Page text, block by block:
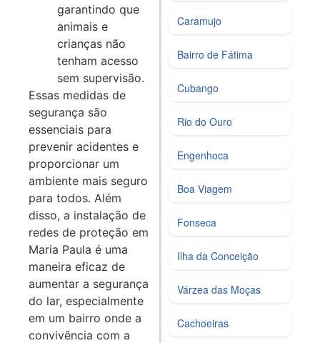
garantindo que
animais e
crianças não
tenham acesso
sem supervisão.
Essas medidas de
segurança são
essenciais para
prevenir acidentes e
proporcionar um
ambiente mais seguro
para todos. Além
disso, a instalação de
redes de proteção em
Maria Paula é uma
maneira eficaz de
aumentar a segurança
do lar, especialmente
em um bairro onde a
convivência com a
Caramujo
Bairro de Fátima
Cubango
Rio do Ouro
Engenhoca
Boa Viagem
Fonseca
Ilha da Conceição
Várzea das Moças
Cachoeiras